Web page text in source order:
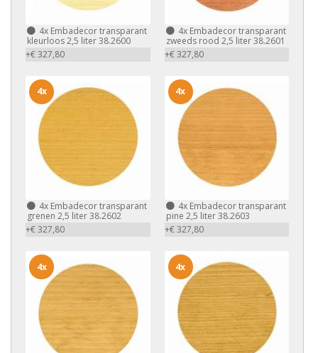
4x Embadecor transparant
kleurloos 2,5 liter 38.2600
+€ 327,80
4xEmbadecor transparant
zweeds rood 2,5 liter 38.2601
+€ 327,80
4x Embadecor transparant
grenen 2,5 liter 38.2602
+€ 327,80
4x
4xEmbadecor transparant
pine 2,5 liter 38.2603
+€ 327,80
4x
4x 4x